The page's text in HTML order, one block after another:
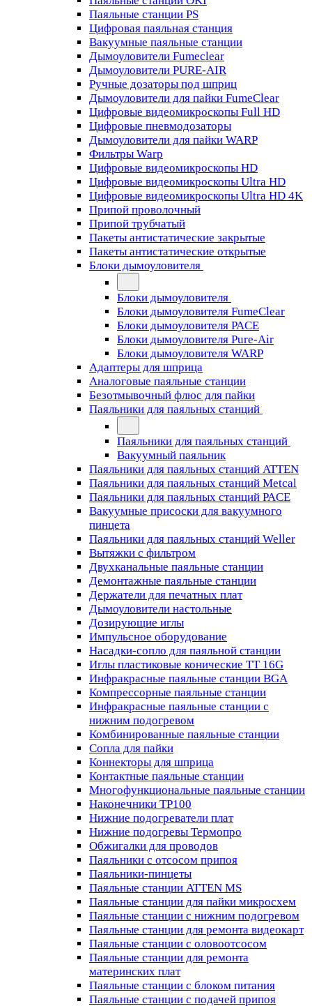
Паяльные станции PS
Цифровая паяльная станция
Вакуумные паяльные станции
Дымоуловители Fumeclear
Дымоуловители PURE-AIR
Ручные дозаторы под шприц
Дымоуловители для пайки FumeClear
Цифровые видеомикроскопы Full HD
Цифровые пневмодозаторы
Дымоуловители для пайки WARP
Фильтры Warp
Цифровые видеомикроскопы HD
Цифровые видеомикроскопы Ultra HD
Цифровые видеомикроскопы Ultra HD 4K
Припой проволочный
Припой трубчатый
Пакеты антистатические закрытые
Пакеты антистатические открытые
Блоки дымоуловителя
Блоки дымоуловителя
Блоки дымоуловителя FumeClear
Блоки дымоуловителя PACE
Блоки дымоуловителя Pure-Air
Блоки дымоуловителя WARP
Адаптеры для шприца
Аналоговые паяльные станции
Безотмывочный флюс для пайки
Паяльники для паяльных станций
Паяльники для паяльных станций
Вакуумный паяльник
Паяльники для паяльных станций ATTEN
Паяльники для паяльных станций Metcal
Паяльники для паяльных станций PACE
Вакуумные присоски для вакуумного
пинцета
Паяльники для паяльных станций Weller
Вытяжки с фильтром
Двухканальные паяльные станции
Демонтажные паяльные станции
Держатели для печатных плат
Дымоуловители настольные
Дозирующие иглы
Импульсное оборудование
Насадки-сопло для паяльной станции
Иглы пластиковые конические TT 16G
Инфракрасные паяльные станции BGA
Компрессорные паяльные станции
Инфракрасные паяльные станции с
нижним подогревом
Комбинированные паяльные станции
Сопла для пайки
Коннекторы для шприца
Контактные паяльные станции
Многофункциональные паяльные станции
Наконечники TP100
Нижние подогреватели плат
Нижние подогревы Термопро
Обжигалки для проводов
Паяльники с отсосом припоя
Паяльники-пинцеты
Паяльные станции ATTEN MS
Паяльные станции для пайки микросхем
Паяльные станции с нижним подогревом
Паяльные станции для ремонта видеокарт
Паяльные станции с оловоотсосом
Паяльные станции для ремонта
материнских плат
Паяльные станции с блоком питания
Паяльные станции с подачей припоя